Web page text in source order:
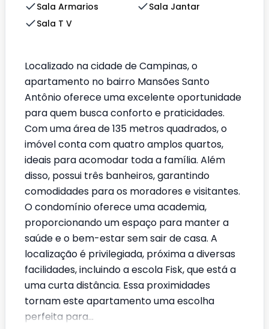
Sala Armarios
Sala Jantar
Sala T V
Localizado na cidade de Campinas, o
apartamento no bairro Mansões Santo
Antônio oferece uma excelente oportunidade
para quem busca conforto e praticidades.
Com uma área de 135 metros quadrados, o
imóvel conta com quatro amplos quartos,
ideais para acomodar toda a família. Além
disso, possui três banheiros, garantindo
comodidades para os moradores e visitantes.
O condomínio oferece uma academia,
proporcionando um espaço para manter a
saúde e o bem-estar sem sair de casa. A
localização é privilegiada, próxima a diversas
facilidades, incluindo a escola Fisk, que está a
uma curta distância. Essa proximidades
tornam este apartamento uma escolha
perfeita para...